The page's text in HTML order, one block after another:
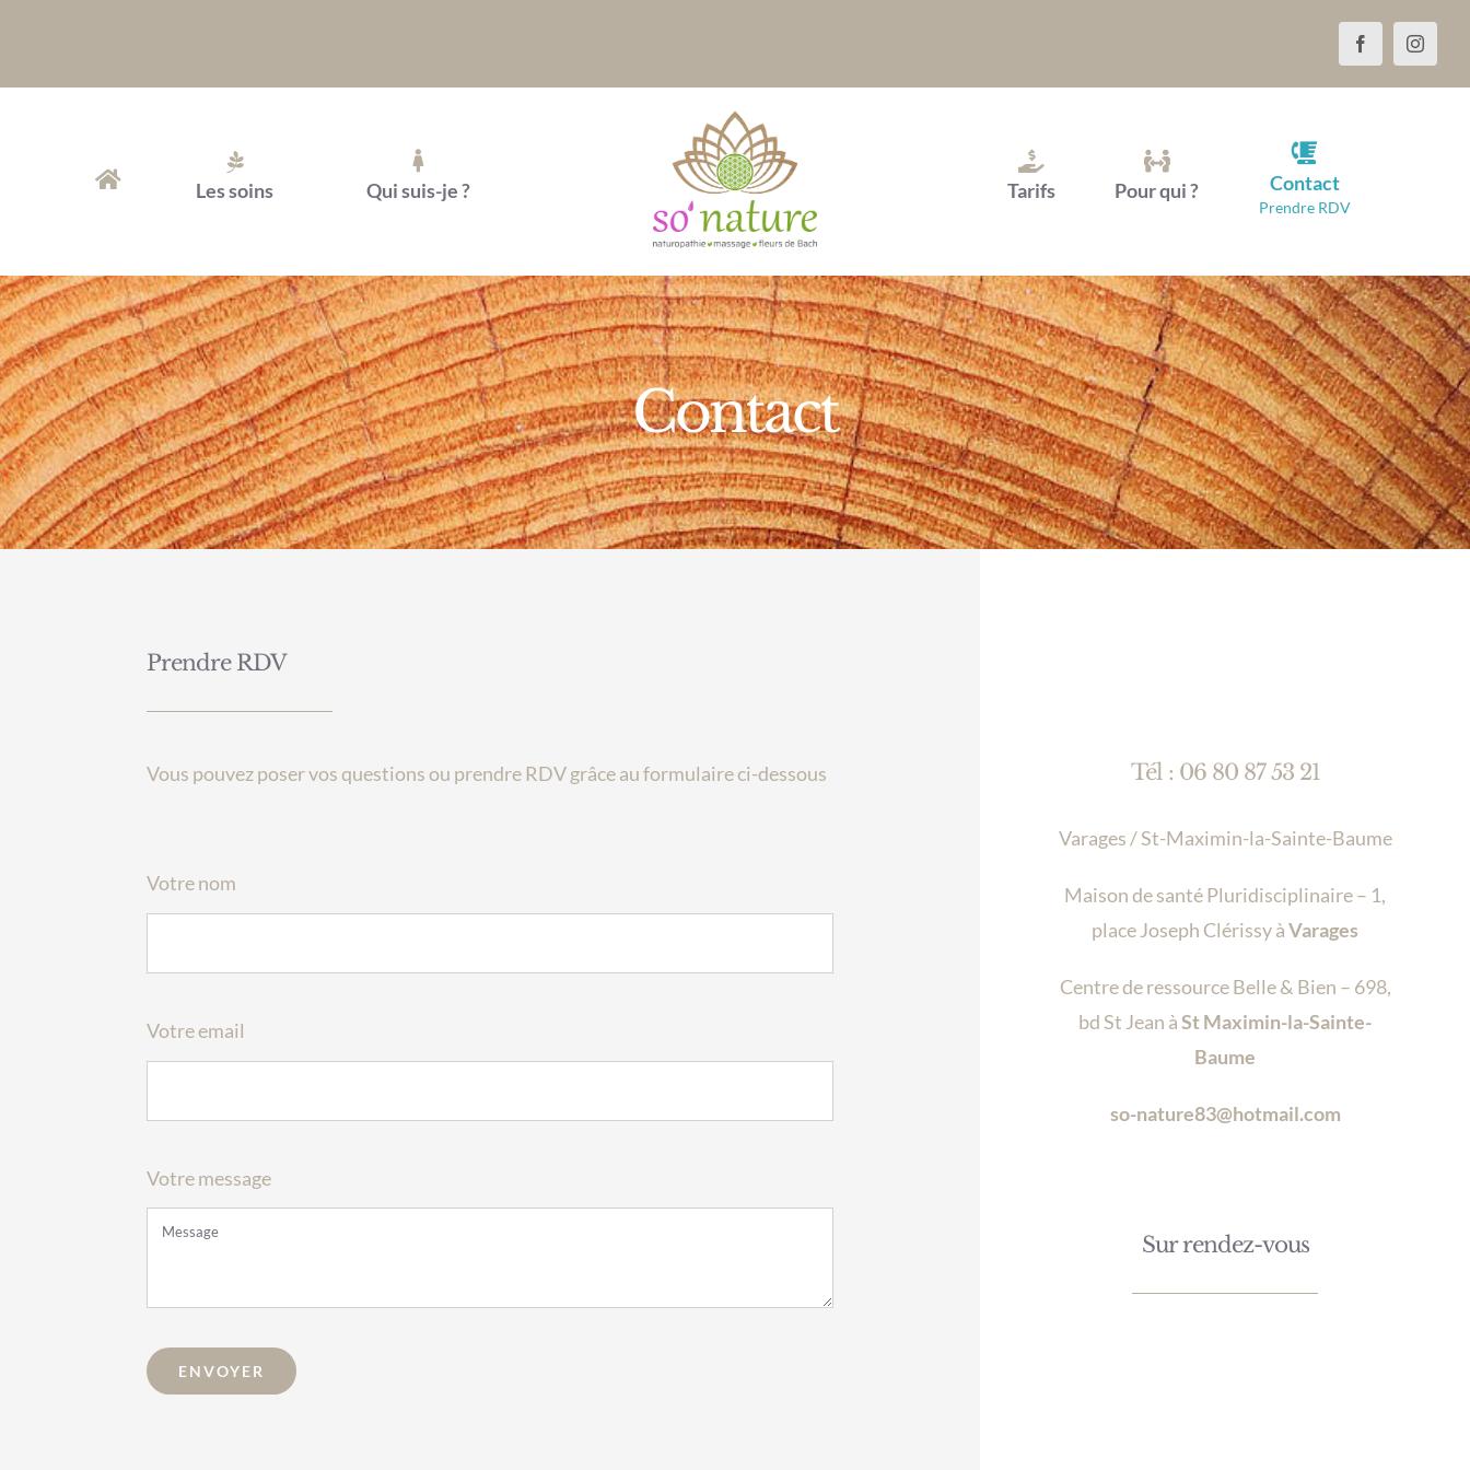
contenu
Les soins Qui suis-je ? Tarifs Pour qui ? Contact
Prendre RDV
Contact
Prendre RDV
Vous pouvez poser vos questions ou prendre RDV grâce au formulaire ci-dessous
Votre nom
Votre email
Votre message
ENVOYER
Tél : 06 80 87 53 21
Varages / St-Maximin-la-Sainte-Baume
Maison de santé Pluridisciplinaire – 1,
place Joseph Clérissy àVarages
Centre de ressource Belle & Bien – 698,
bd St Jean àSt Maximin-la-Sainte-
Baume
so-nature83@hotmail.com
Sur rendez-vous